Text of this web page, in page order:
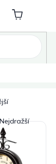
Nákupní
košík
Nejdražší